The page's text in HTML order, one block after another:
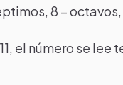
8 –
el número se lee